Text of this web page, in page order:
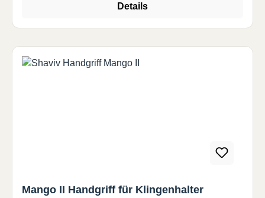
Details
Mango II Handgriff für Klingenhalter